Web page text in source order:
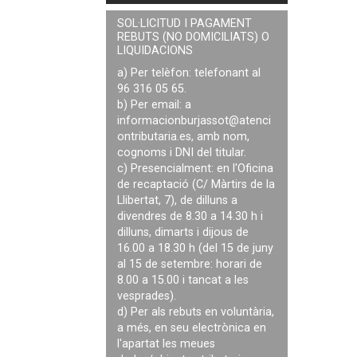
SOL·LICITUD I PAGAMENT
REBUTS (NO DOMICILIATS) O
LIQUIDACIONS
a) Per telèfon: telefonant al
96 316 05 65.
b) Per email: a
informacionburjassot@atenci
ontributaria.es, amb nom,
cognoms i DNI del titular.
c) Presencialment: en l'Oficina
de recaptació (C/ Màrtirs de la
Llibertat, 7), de dilluns a
divendres de 8.30 a 14.30 h i
dilluns, dimarts i dijous de
16.00 a 18.30 h (del 15 de juny
al 15 de setembre: horari de
8.00 a 15.00 i tancat a les
vesprades).
d) Per als rebuts en voluntària,
a més, en seu electrònica en
l'apartat les meues